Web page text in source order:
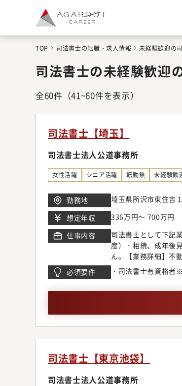
TOP 司法書士の転職・求人情報 未経験歓迎の
司法書士の未経験歓迎
全60件 （41~60件を表示）
司法書士【埼玉】
司法書士法人公道事務所
女性活躍 シニア活躍 転勤無 未経験歓
勤務地
埼玉県所沢市東住吉
想定年収
336万円～ 700万円
仕事内容
司法書士として下記
度）・相続、成年後
ん。【業務詳細】不
望やレベルに合わ
心とした、地場不
る業務や、様々なク
たキャリアの選択
必須要件 ・司法書士有資格者
司法書士【東京池袋】
司法書士法人公道事務所